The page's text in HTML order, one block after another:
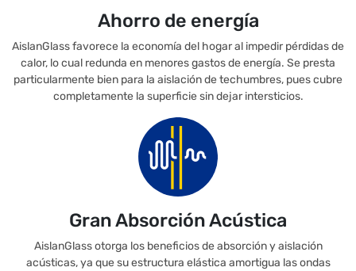
Ahorro de energía
AislanGlass favorece la economía del hogar al impedir pérdidas de
calor, lo cual redunda en menores gastos de energía. Se presta
particularmente bien para la aislación de techumbres, pues cubre
completamente la superficie sin dejar intersticios.
Gran Absorción Acústica
AislanGlass otorga los beneficios de absorción y aislación
acústicas, ya que su estructura elástica amortigua las ondas